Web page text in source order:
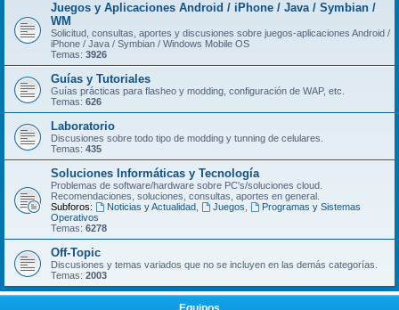
Juegos y Aplicaciones Android / iPhone / Java / Symbian /
WM
Solicitud, consultas, aportes y discusiones sobre juegos-aplicaciones Android /
iPhone / Java / Symbian / Windows Mobile OS
Temas: 3926
Guías y Tutoriales
Guí­as prácticas para flasheo y modding, configuración de WAP, etc.
Temas: 626
Laboratorio
Discusiones sobre todo tipo de modding y tunning de celulares.
Temas: 435
Soluciones Informáticas y Tecnología
Problemas de software/hardware sobre PC's/soluciones cloud.
Recomendaciones, soluciones, consultas, aportes en general.
Subforos:
Noticias y Actualidad, Juegos
Programas y Sistemas
Operativos
Temas: 6278
Off-Topic
Discusiones y temas variados que no se incluyen en las demás categorí­as.
Temas: 2003